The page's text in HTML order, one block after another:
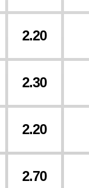
2.20
2.30
2.20
2.70